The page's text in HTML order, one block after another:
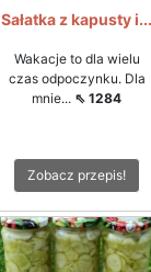
Sałatka z kapusty i...
Wakacje to dla wielu
czas odpoczynku. Dla
mnie... ⇖ 1284
Zobacz przepis!